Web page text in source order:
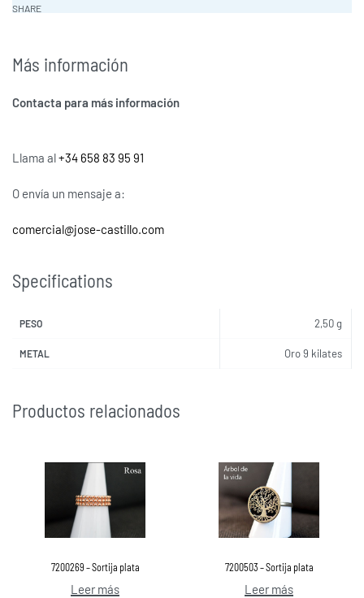
SHARE
Más información
Contacta para más información
Llama al+34 658 83 95 91
O envía un mensaje a:
comercial@jose-castillo.com
Specifications
PESO 2,50 g
METAL Oro 9 kilates
Productos relacionados
7200269 – Sortija plata
Leer más
7200503 – Sortija plata
Leer más